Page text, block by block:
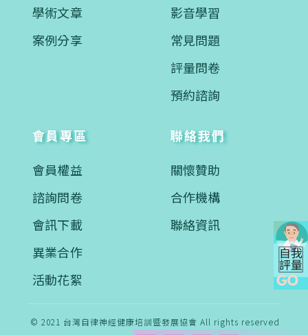
學術文章
案例分享
影音學習
常見問題
評量問卷
預約諮詢
會員專區
會員權益
諮詢問卷
會訊下載
異業合作
活動花絮
聯絡我們
關懷贊助
合作機構
聯絡資訊
© 2021 台灣自律神經健康培訓暨發展協會 All rights reserved
銀行: (013) 國泰世華 南京東路分行